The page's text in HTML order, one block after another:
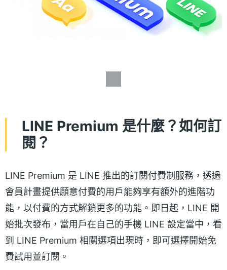
LINE Premium 是什麼？如何訂
閱？
LINE Premium 是 LINE 推出的訂閱付費制服務，透過
會員計畫提供願意付費的用戶能夠享有額外的進階功
能，以付費的方式解鎖更多的功能。即日起，LINE 開
始批次發布，當用戶在自己的手機 LINE 設定當中，看
到 LINE Premium 相關選項出現時，即可選擇開始免
費試用並訂閱。